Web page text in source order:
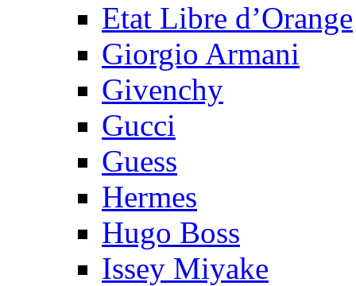
Etat Libre d’Orange
Giorgio Armani
Givenchy
Gucci
Guess
Hermes
Hugo Boss
Issey Miyake